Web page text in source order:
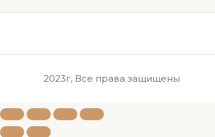
2023г, Все права защищены